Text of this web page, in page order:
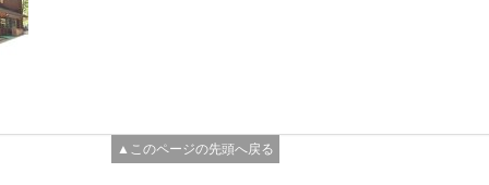
▲このページの先頭へ戻る